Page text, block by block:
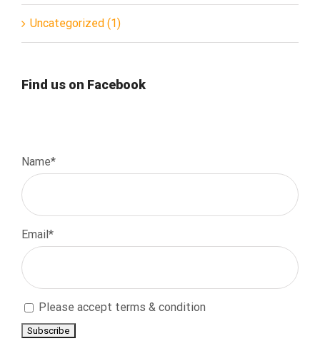
Uncategorized (1)
Find us on Facebook
Name*
Email*
Please accept terms & condition